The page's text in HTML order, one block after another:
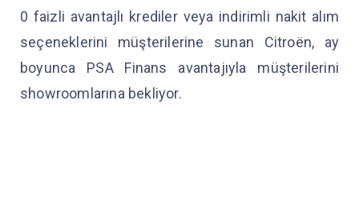
0 faizli avantajlı krediler veya indirimli nakit alım
seçeneklerini müşterilerine sunan Citroën, ay
boyunca PSA Finans avantajıyla müşterilerini
showroomlarına bekliyor.